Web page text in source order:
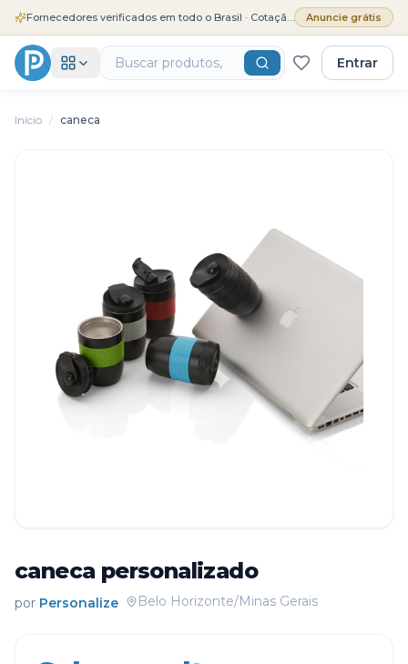
Fornecedores verificados em todo o Brasil · Cotação grátis Anuncie grátis
Entrar
Início / caneca
caneca personalizado
por Personalize Belo Horizonte/Minas Gerais